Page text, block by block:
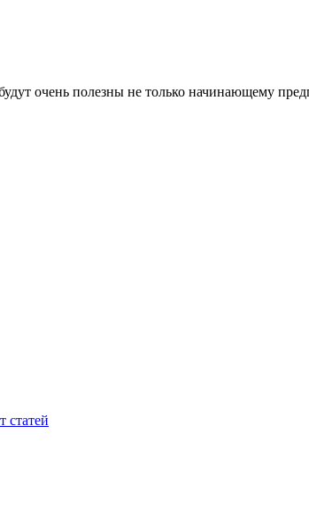
очень полезны не только начинающему
статей